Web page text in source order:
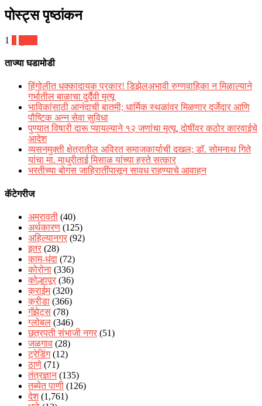
पोस्ट्स पृष्ठांकन
1
ताज्या घडामोडी
हिंगोलीत धक्कादायक प्रकार! डिझेलअभावी रुग्णवाहिका न मिळाल्याने
गर्भातील बाळाचा दुर्दैवी मृत्यू
भाविकांसाठी आनंदाची बातमी; धार्मिक स्थळांवर मिळणार दर्जेदार आणि
पौष्टिक अन्न सेवा सुविधा
पुण्यात विषारी दारू प्यायल्याने १२ जणांचा मृत्यू, दोषींवर कठोर कारवाईचे
आदेश
व्यसनमुक्ती क्षेत्रातील अविरत समाजकार्याची दखल; डॉ. सोमनाथ गिते
यांचा मा. माधुरीताई मिसाळ यांच्या हस्ते सत्कार
भरतीच्या बोगस जाहिरातींपासून सावध राहण्याचे आवाहन
कॅटेगरीज
अमरावती (40)
अर्थकारण (125)
अहिल्यानगर (92)
इतर (28)
काम-धंदा (72)
कोरोना (336)
कोल्हापूर (36)
क्राईम(320)
क्रीडा (366)
गॅझेट्स (78)
ग्लोबल (346)
छत्रपती संभाजी नगर (51)
जळगाव (28)
ट्रेडिंग(12)
ठाणे (71)
तंत्रज्ञान(135)
तब्येत पाणी (126)
देश(1,761)